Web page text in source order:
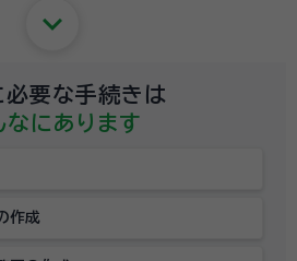
keyboard_arrow_down
必要な手続きは
なにあります
作成